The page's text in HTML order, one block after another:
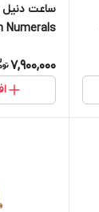
ساعت دنیل
Numerals
7,900,000